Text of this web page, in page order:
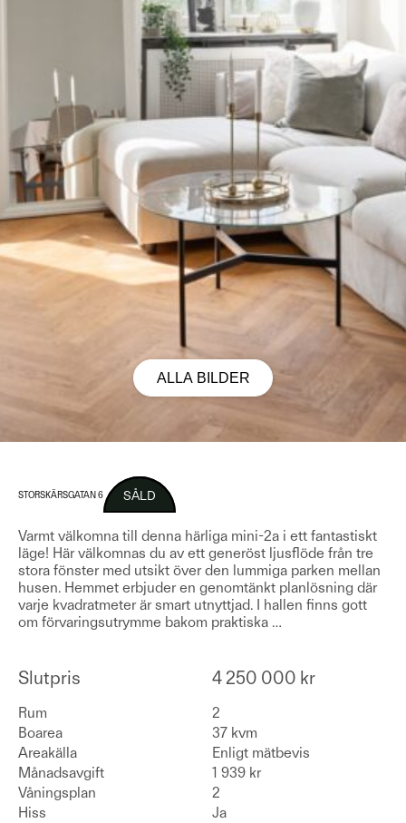
ALLA BILDER
STORSKÄRSGATAN 6 SÅLD
Varmt välkomna till denna härliga mini-2a i ett fantastiskt
läge! Här välkomnas du av ett generöst ljusflöde från tre
stora fönster med utsikt över den lummiga parken mellan
husen. Hemmet erbjuder en genomtänkt planlösning där
varje kvadratmeter är smart utnyttjad. I hallen finns gott
om förvaringsutrymme bakom praktiska …
Slutpris 4 250 000 kr
Rum
2
Boarea
37 kvm
Areakälla
Enligt mätbevis
Månadsavgift
1 939 kr
Våningsplan
2
Hiss
Ja